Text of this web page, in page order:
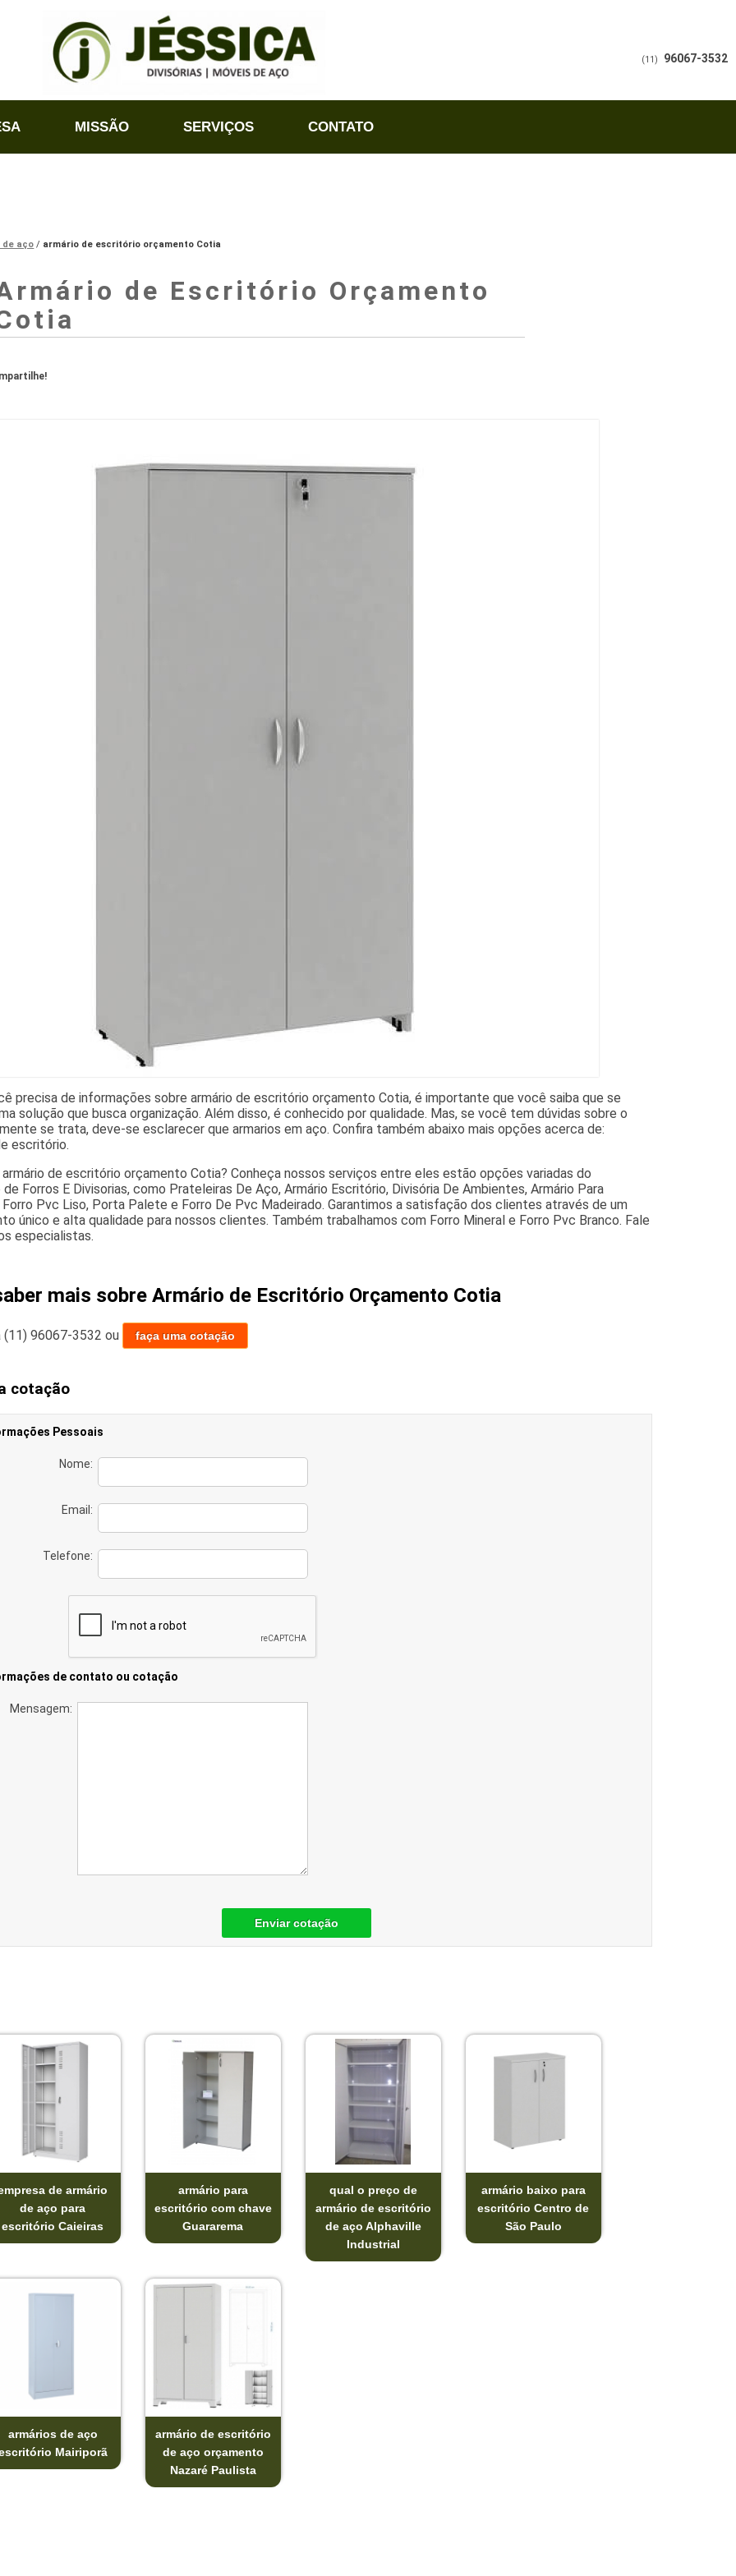
MISSÃO SERVIÇOS CONTATO
(11) 96067-3532
aço armário de escritório orçamento Cotia
de Escritório Orçamento
precisa de informações sobre armário de escritório orçamento Cotia, é importante que você saiba que se
solução que busca organização. Além disso, é conhecido por qualidade. Mas, se você tem dúvidas sobre o
se trata, deve-se esclarecer que armarios em aço. Confira também abaixo mais opções acerca de:
escritório.
de escritório orçamento Cotia? Conheça nossos serviços entre eles estão opções variadas do
Forros E Divisorias, como Prateleiras De Aço, Armário Escritório, Divisória De Ambientes, Armário Para
Pvc Liso, Porta Palete e Forro De Pvc Madeirado. Garantimos a satisfação dos clientes através de um
único e alta qualidade para nossos clientes. Também trabalhamos com Forro Mineral e Forro Pvc Branco. Fale
especialistas.
mais sobre Armário de Escritório Orçamento Cotia
(11) 96067-3532 ou faça uma cotação
cotação
Pessoais
Nome:
Email:
Telefone:
de contato ou cotação
Mensagem:
Enviar cotação
de armário
de aço para
escritório Caieiras
armário para
escritório com chave
Guararema
qual o preço de
armário de escritório
de aço Alphaville
Industrial
armário baixo para
escritório Centro de
São Paulo
armários de aço
Mairiporã
armário de escritório
de aço orçamento
Nazaré Paulista